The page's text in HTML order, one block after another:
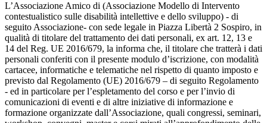
L’Associazione Amico di (Associazione Modello di Intervento
contestualistico sulle disabilità intellettive e dello sviluppo) - di
seguito Associazione- con sede legale in Piazza Libertà 2 Sospiro, in
qualità di titolare del trattamento dei dati personali, ex art. 12, 13 e
14 del Reg. UE 2016/679, la informa che, il titolare che tratterà i dati
personali conferiti con il presente modulo d’iscrizione, con modalità
cartacee, informatiche e telematiche nel rispetto di quanto imposto e
previsto dal Regolamento (UE) 2016/679 – di seguito Regolamento
- ed in particolare per l’espletamento del corso e per l’invio di
comunicazioni di eventi e di altre iniziative di informazione e
formazione organizzate dall’Associazione, quali congressi, seminari,